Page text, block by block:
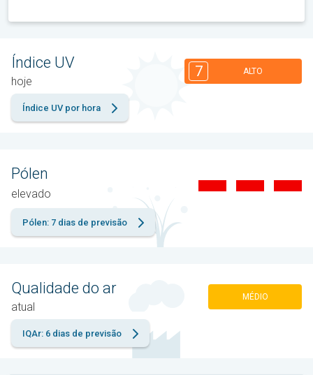
Índice UV
hoje
7 ALTO
Índice UV por hora
Pólen
elevado
Pólen: 7 dias de previsão
Qualidade do ar
atual
MÉDIO
IQAr: 6 dias de previsão